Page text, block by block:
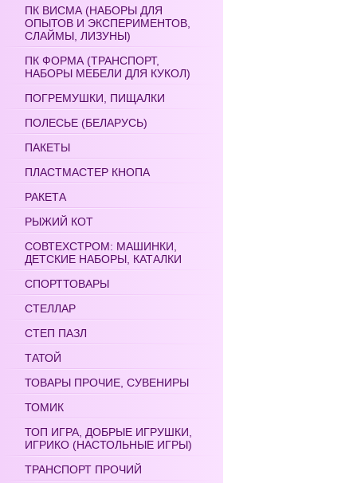
ПК ВИСМА (НАБОРЫ ДЛЯ
ОПЫТОВ И ЭКСПЕРИМЕНТОВ,
СЛАЙМЫ, ЛИЗУНЫ)
ПК ФОРМА (ТРАНСПОРТ,
НАБОРЫ МЕБЕЛИ ДЛЯ КУКОЛ)
ПОГРЕМУШКИ, ПИЩАЛКИ
ПОЛЕСЬЕ (БЕЛАРУСЬ)
ПАКЕТЫ
ПЛАСТМАСТЕР КНОПА
РАКЕТА
РЫЖИЙ КОТ
СОВТЕХСТРОМ: МАШИНКИ,
ДЕТСКИЕ НАБОРЫ, КАТАЛКИ
СПОРТТОВАРЫ
СТЕЛЛАР
СТЕП ПАЗЛ
ТАТОЙ
ТОВАРЫ ПРОЧИЕ, СУВЕНИРЫ
ТОМИК
ТОП ИГРА, ДОБРЫЕ ИГРУШКИ,
ИГРИКО (НАСТОЛЬНЫЕ ИГРЫ)
ТРАНСПОРТ ПРОЧИЙ